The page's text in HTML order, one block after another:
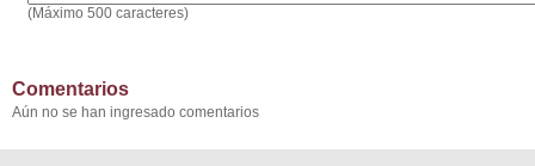
(Máximo 500 caracteres)
Comentarios
Aún no se han ingresado comentarios